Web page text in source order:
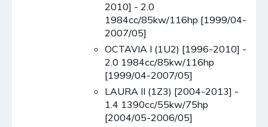
2010] - 2.0
1984cc/85kw/116hp [1999/04-
2007/05]
OCTAVIA I (1U2) [1996-2010] -
2.0 1984cc/85kw/116hp
[1999/04-2007/05]
LAURA II (1Z3) [2004-2013] -
1.4 1390cc/55kw/75hp
[2004/05-2006/05]